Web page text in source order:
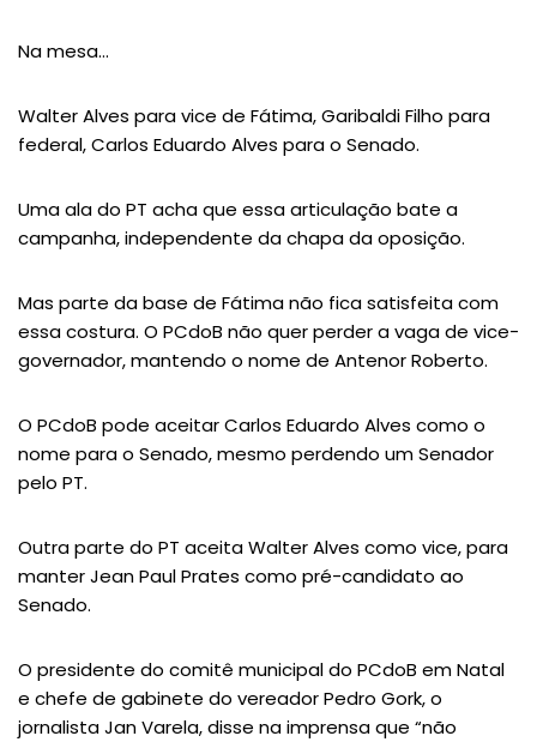
Na mesa…
Walter Alves para vice de Fátima, Garibaldi Filho para
federal, Carlos Eduardo Alves para o Senado.
Uma ala do PT acha que essa articulação bate a
campanha, independente da chapa da oposição.
Mas parte da base de Fátima não fica satisfeita com
essa costura. O PCdoB não quer perder a vaga de vice-
governador, mantendo o nome de Antenor Roberto.
O PCdoB pode aceitar Carlos Eduardo Alves como o
nome para o Senado, mesmo perdendo um Senador
pelo PT.
Outra parte do PT aceita Walter Alves como vice, para
manter Jean Paul Prates como pré-candidato ao
Senado.
O presidente do comitê municipal do PCdoB em Natal
e chefe de gabinete do vereador Pedro Gork, o
jornalista Jan Varela, disse na imprensa que “não